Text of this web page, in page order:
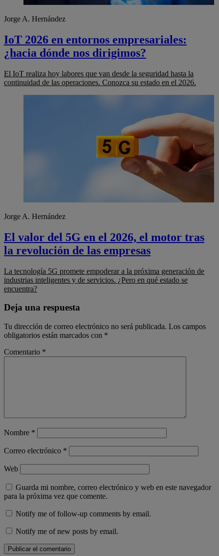
Jorge A. Hernández
IoT 2026 en entornos empresariales:
¿hacia dónde nos dirigimos?
El IoT realiza hoy labores que van desde la seguridad hasta la
continuidad de las operaciones. Conozca su estado en el 2026.
Jorge A. Hernández
El valor del 5G en el 2026, el motor tras
la revolución de las empresas
La tecnología 5G promete empoderar a la próxima generación de
industrias inteligentes y de servicios. ¿Pero en qué estado se
encuentra?
Deja una respuesta
Tu dirección de correo electrónico no será publicada. Los campos
obligatorios están marcados con *
Comentario *
Nombre *
Correo electrónico *
Web
Guarda mi nombre, correo electrónico y web en este navegador
para la próxima vez que comente.
Notify me of follow-up comments by email.
Notify me of new posts by email.